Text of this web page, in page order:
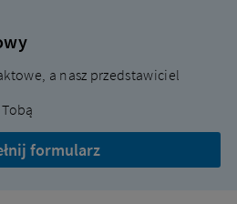
a nasz przedstawiciel
formularz